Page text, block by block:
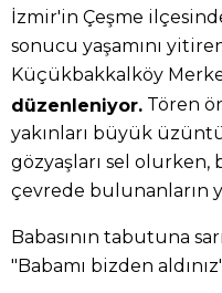
İzmir'in Çeşme
sonucu yaşamını
Küçükbakkalköy
düzenleniyor. Tören
yakınları büyük üzüntü
gözyaşları sel olurken,
çevrede bulunanların
Babasının tabutuna
"Babamı bizden